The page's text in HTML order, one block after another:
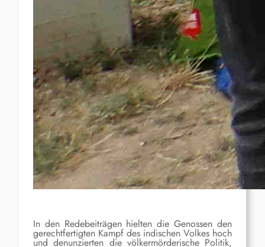
In den Redebeiträgen hielten die Genossen den
gerechtfertigten Kampf des indischen Volkes hoch
und denunzierten die völkermörderische Politik,